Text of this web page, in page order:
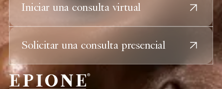
Iniciar una consulta virtual
Solicitar una consulta presencial